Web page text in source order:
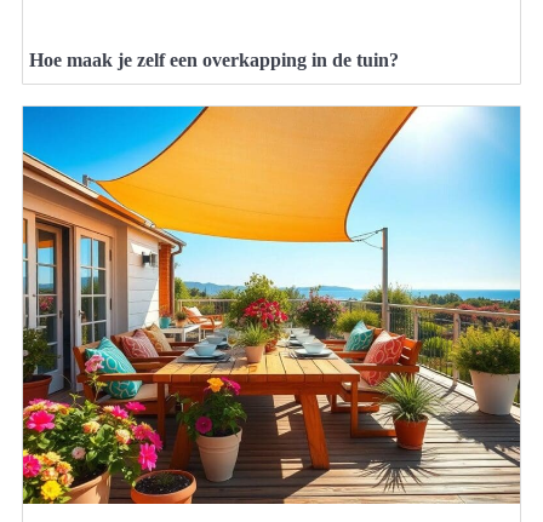
Hoe maak je zelf een overkapping in de tuin?